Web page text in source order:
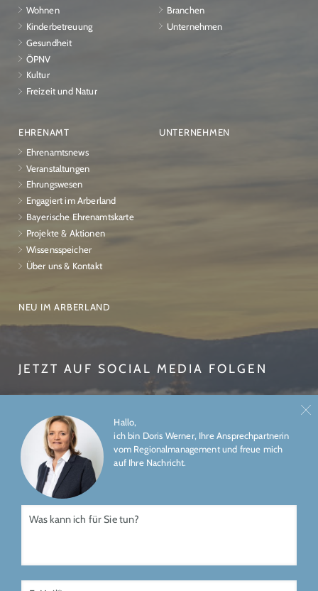
Hallo,
ich bin Doris Werner, Ihre Ansprechpartnerin
vom Regionalmanagement und freue mich
auf Ihre Nachricht.
Wohnen
Kinderbetreuung
Gesundheit
ÖPNV
Kultur
Freizeit und Natur
Branchen
Unternehmen
EHRENAMT
Ehrenamtsnews
Veranstaltungen
Ehrungswesen
Engagiert im Arberland
Bayerische Ehrenamtskarte
Projekte & Aktionen
Wissensspeicher
Über uns & Kontakt
UNTERNEHMEN
NEU IM ARBERLAND
JETZT AUF SOCIAL MEDIA FOLGEN
Gefördert durch